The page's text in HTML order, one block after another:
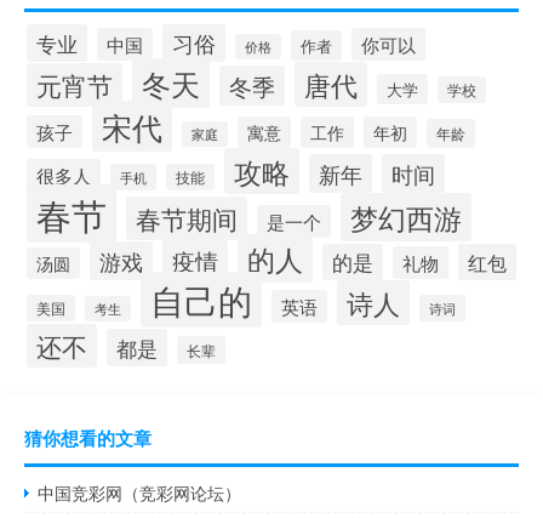
专业 中国 习俗 价格 作者 你可以
元宵节 冬天 冬季 唐代 大学 学校
孩子 宋代 家庭 寓意 工作 年初 年龄
很多人 手机 技能 攻略 新年 时间
春节 春节期间 是一个 梦幻西游
汤圆 游戏 疫情 的人 的是 礼物 红包
美国 考生 自己的 英语 诗人 诗词
还不 都是 长辈
猜你想看的文章
中国竞彩网（竞彩网论坛）